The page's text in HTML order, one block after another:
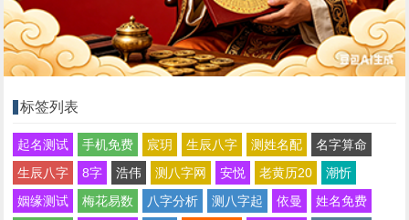
标签列表
起名测试 手机免费 宸玥 生辰八字 测姓名配
名字算命
生辰八字
8字 浩伟 测八字网 安悦 老黄历20
潮忻
姻缘测试
梅花易数 八字分析 测八字起 依曼
姓名免费